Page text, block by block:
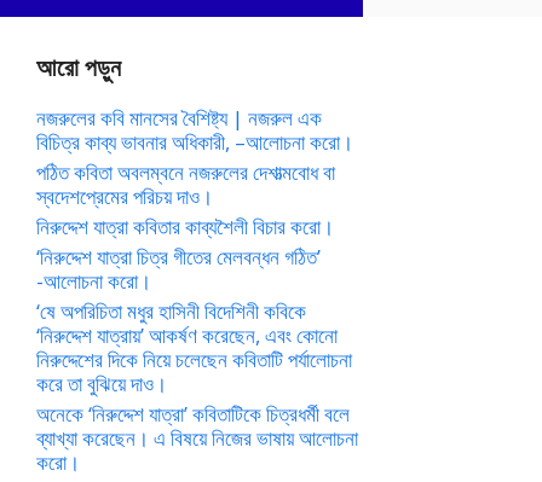
আরো পড়ুন
নজরুলের কবি মানসের বৈশিষ্ট্য | নজরুল এক
বিচিত্র কাব্য ভাবনার অধিকারী, –আলোচনা করো।
পঠিত কবিতা অবলম্বনে নজরুলের দেশাত্মবোধ বা
স্বদেশপ্রেমের পরিচয় দাও।
নিরুদ্দেশ যাত্রা কবিতার কাব্যশৈলী বিচার করো।
‘নিরুদ্দেশ যাত্রা চিত্র গীতের মেলবন্ধন গঠিত’
-আলোচনা করো।
‘ষে অপরিচিতা মধুর হাসিনী বিদেশিনী কবিকে
‘নিরুদ্দেশ যাত্রায়’ আকর্ষণ করেছেন, এবং কোনো
নিরুদ্দেশের দিকে নিয়ে চলেছেন কবিতাটি পর্যালোচনা
করে তা বুঝিয়ে দাও।
অনেকে ‘নিরুদ্দেশ যাত্রা’ কবিতাটিকে চিত্রধর্মী বলে
ব্যাখ্যা করেছেন। এ বিষয়ে নিজের ভাষায় আলোচনা
করো।